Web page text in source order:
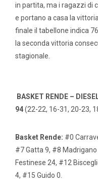
in partita, ma i ragazzi di
e portano a casa la
finale il tabellone indica
la seconda vittoria
stagionale.
BASKET RENDE –
94(22-22, 16-31, 20-23,
Basket Rende: #0
#7 Gatta 9, #8
Festinese 24, #12
4, #15 Guido 0.